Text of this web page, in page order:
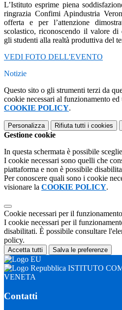
L’Istituto esprime piena
ringrazia Confimi Apindustria
offerta e per l’attenzione
scolastico, riconoscendo il valore
gli studenti alla realtà produttiva del
VEDI FOTO DELL'EVENTO
Notizie
Questo sito o gli strumenti terzi da
cookie necessari al funzionamento
COOKIE POLICY.
Personalizza Rifiuta tutti i cookies
Gestione cookie
In questa schermata è possibile
I cookie necessari sono quelli che
piattaforma e non è possibile
Per conoscere quali sono i cookie
visionare la COOKIE POLICY.
Cookie necessari per il funzionamento
I cookie necessari per il
disabilitati. È possibile consultare
policy.
Accetta tutti Salva le preferenze
ISTITUTO
VENETA
Contatti